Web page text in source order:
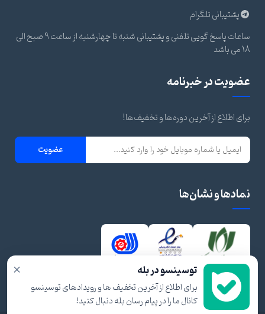
پشتیبانی تلگرام
ساعات پاسخ گویی تلفنی و پشتیبانی شنبه تا چهارشنبه از ساعت 9 صبح الی
18 می باشد
عضویت در خبرنامه
برای اطلاع از آخرین دوره‌ها و تخفیف‌ها!
عضویت
نمادها و نشان‌ها
× توسینسو در بله
برای اطلاع از آخرین تخفیف ها و رویدادهای توسینسو
کانال ما را در پیام رسان بله دنبال کنید!